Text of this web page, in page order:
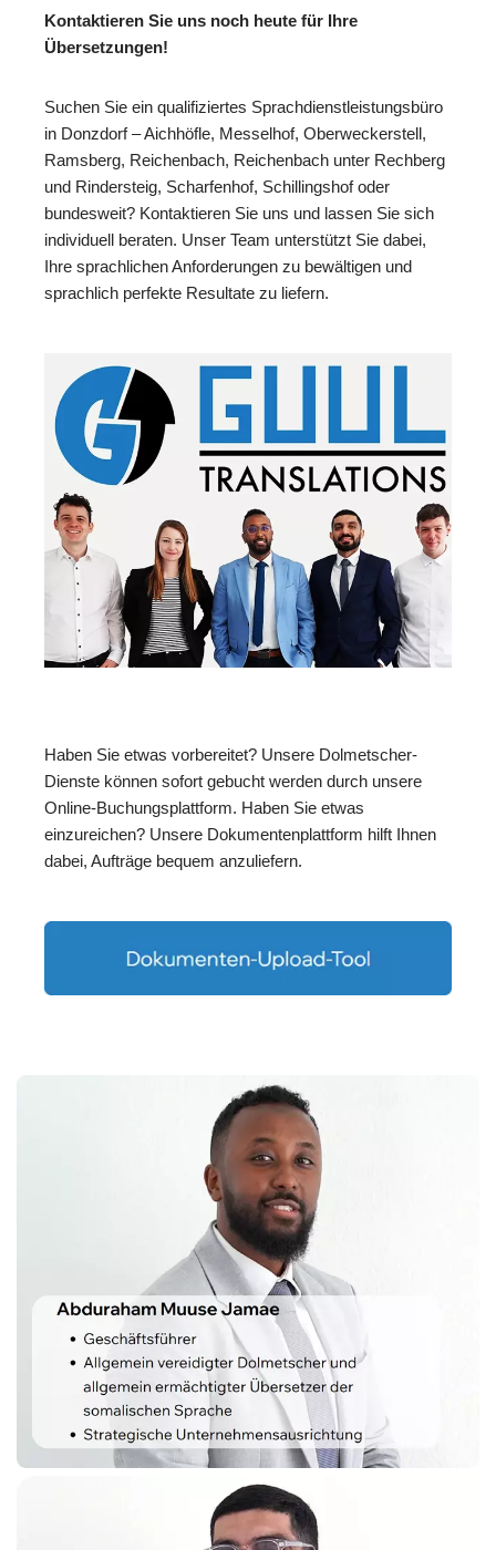
Kontaktieren Sie uns noch heute für Ihre
Übersetzungen!
Suchen Sie ein qualifiziertes Sprachdienstleistungsbüro
in Donzdorf – Aichhöfle, Messelhof, Oberweckerstell,
Ramsberg, Reichenbach, Reichenbach unter Rechberg
und Rindersteig, Scharfenhof, Schillingshof oder
bundesweit? Kontaktieren Sie uns und lassen Sie sich
individuell beraten. Unser Team unterstützt Sie dabei,
Ihre sprachlichen Anforderungen zu bewältigen und
sprachlich perfekte Resultate zu liefern.
Haben Sie etwas vorbereitet? Unsere Dolmetscher-
Dienste können sofort gebucht werden durch unsere
Online-Buchungsplattform. Haben Sie etwas
einzureichen? Unsere Dokumentenplattform hilft Ihnen
dabei, Aufträge bequem anzuliefern.